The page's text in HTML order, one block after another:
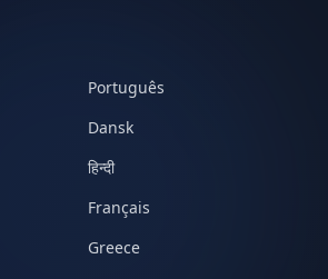
Português
Dansk
हिन्दी
Français
Greece